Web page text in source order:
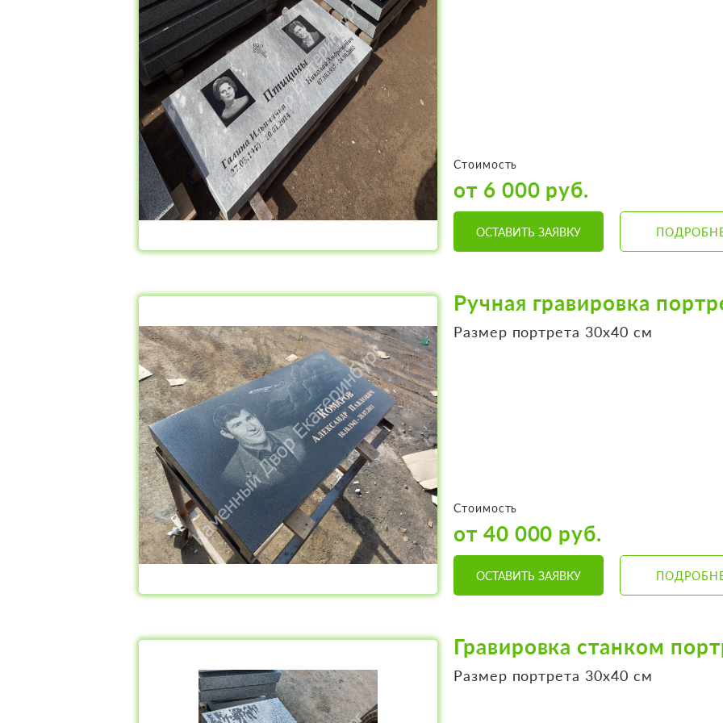
Стоимость
от 6 000 руб.
ОСТАВИТЬ ЗАЯВКУ
Ручная гравировка
Размер портрета 30х40 см
Стоимость
от 40 000 руб.
ОСТАВИТЬ ЗАЯВКУ
Гравировка станком
Размер портрета 30х40 см